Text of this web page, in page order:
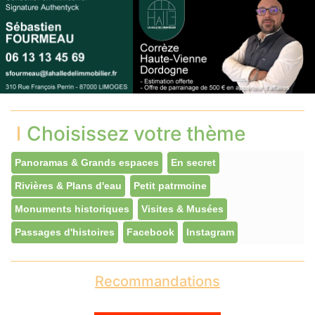
Choisissez votre thème
Panoramas & Grands espaces En secret
Rivières & Plans d'eau Petit patrmoine
Monuments historiques Visites & Musées
Passages d'histoires Facebook Instagram
Recommandations